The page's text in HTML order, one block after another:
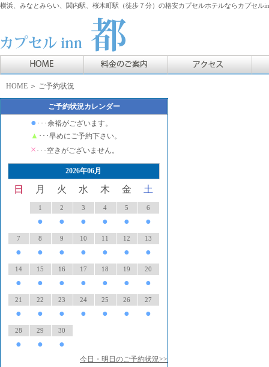
横浜、みなとみらい、関内駅、桜木町駅（徒歩７分）の格安カプセルホテルならカプセル
HOME ＞ ご予約状況
ご予約状況カレンダー
● ･･･余裕がございます。
▲ ･･･早めにご予約下さい。
× ･･･空きがございません。
2026年06月
日 月 火 水 木 金 土
1
●
2
●
3
●
4
●
5
●
6
●
7
●
8
●
9
●
10
●
11
●
12
●
13
●
14
●
15
●
16
●
17
●
18
●
19
●
20
●
21
●
22
●
23
●
24
●
25
●
26
●
27
●
28
●
29
●
30
●
今日・明日のご予約状況>>